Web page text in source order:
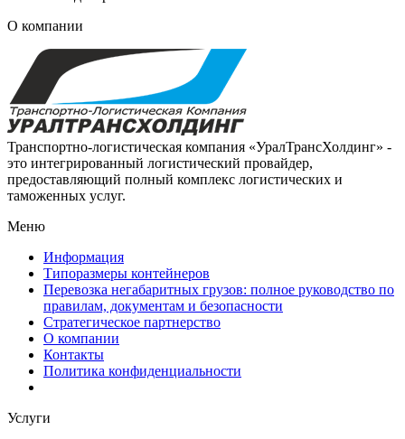
О компании
Транспортно-логистическая компания «УралТрансХолдинг» -
это интегрированный логистический провайдер,
предоставляющий полный комплекс логистических и
таможенных услуг.
Меню
Информация
Типоразмеры контейнеров
Перевозка негабаритных грузов: полное руководство по
правилам, документам и безопасности
Стратегическое партнерство
О компании
Контакты
Политика конфиденциальности
Услуги